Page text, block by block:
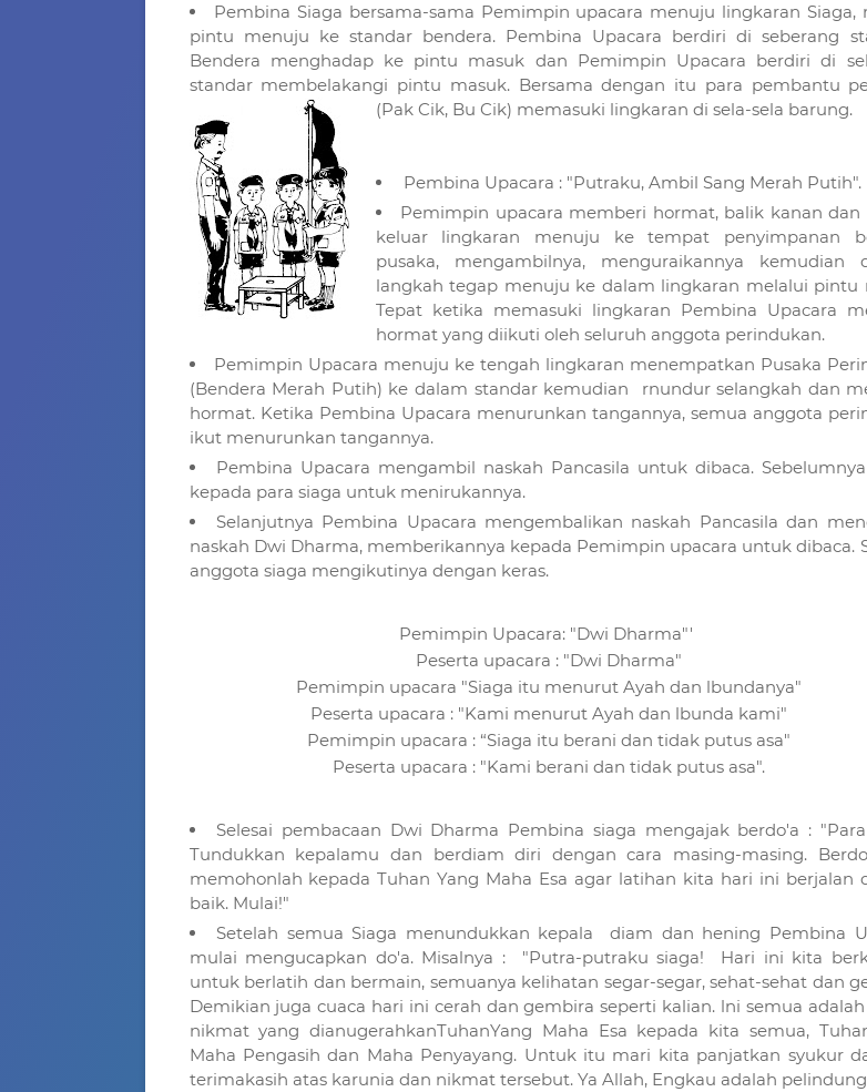
Pembina Siaga bersama-sama Pemimpin upacara menuju lingkaran Siaga,
pintu menuju ke standar bendera. Pembina Upacara berdiri di seberang
Bendera menghadap ke pintu masuk dan Pemimpin Upacara berdiri di
standar membelakangi pintu masuk. Bersama dengan itu para pembantu
(Pak Cik, Bu Cik) memasuki lingkaran di sela-sela barung.
Pembina Upacara : "Putraku, Ambil Sang Merah Putih".
Pemimpin upacara memberi hormat, balik kanan dan
keluar lingkaran menuju ke tempat penyimpanan
pusaka, mengambilnya, menguraikannya kemudian
langkah tegap menuju ke dalam lingkaran melalui pintu
Tepat ketika memasuki lingkaran Pembina Upacara
hormat yang diikuti oleh seluruh anggota perindukan.
Pemimpin Upacara menuju ke tengah lingkaran menempatkan Pusaka
(Bendera Merah Putih) ke dalam standar kemudian rnundur selangkah dan
hormat. Ketika Pembina Upacara menurunkan tangannya, semua anggota
ikut menurunkan tangannya.
Pembina Upacara mengambil naskah Pancasila untuk dibaca.
kepada para siaga untuk menirukannya.
Selanjutnya Pembina Upacara mengembalikan naskah Pancasila dan
naskah Dwi Dharma, memberikannya kepada Pemimpin upacara untuk dibaca.
anggota siaga mengikutinya dengan keras.
Pemimpin Upacara: "Dwi Dharma"'
Peserta upacara : "Dwi Dharma"
Pemimpin upacara "Siaga itu menurut Ayah dan lbundanya"
Peserta upacara : "Kami menurut Ayah dan lbunda kami"
Pemimpin upacara : “Siaga itu berani dan tidak putus asa"
Peserta upacara : "Kami berani dan tidak putus asa".
Selesai pembacaan Dwi Dharma Pembina siaga mengajak berdo'a :
Tundukkan kepalamu dan berdiam diri dengan cara masing-masing.
memohonlah kepada Tuhan Yang Maha Esa agar latihan kita hari ini berjalan
baik. Mulai!"
Setelah semua Siaga menundukkan kepala diam dan hening Pembina
mulai mengucapkan do'a. Misalnya : "Putra-putraku siaga! Hari ini kita
untuk berlatih dan bermain, semuanya kelihatan segar-segar, sehat-sehat dan
Demikian juga cuaca hari ini cerah dan gembira seperti kalian. lni semua
nikmat yang dianugerahkanTuhanYang Maha Esa kepada kita semua,
Maha Pengasih dan Maha Penyayang. Untuk itu mari kita panjatkan syukur
terimakasih atas karunia dan nikmat tersebut. Ya Allah, Engkau adalah